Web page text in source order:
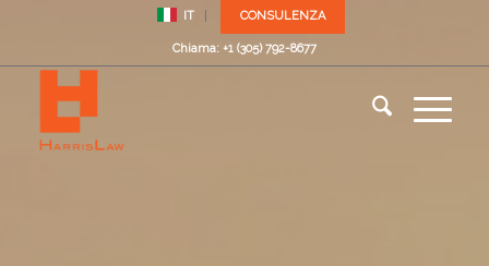
IT CONSULENZA
Chiama: +1 (305) 792-8677